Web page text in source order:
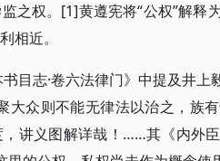
之权。[1]黄遵宪将“公权”解释
相近。
目志·卷六法律门》中提及井
大众则不能无律法以治之，族
讲义图解详哉！……其《内外